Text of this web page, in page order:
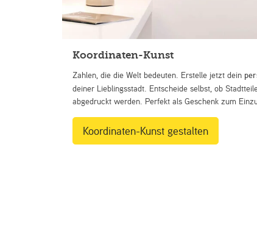
Koordinaten-Kunst
Zahlen, die die Welt bedeuten. Erstelle jetzt dein
deiner Lieblingsstadt. Entscheide selbst, ob
abgedruckt werden. Perfekt als Geschenk zum
Koordinaten-Kunst gestalten